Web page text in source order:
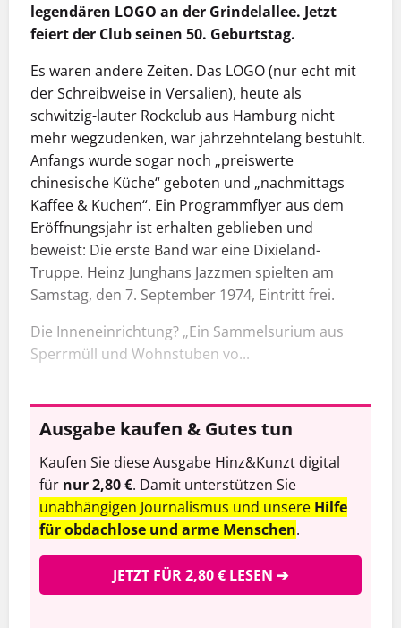
legendären LOGO an der Grindelallee. Jetzt
feiert der Club seinen 50. Geburtstag.
Es waren andere Zeiten. Das LOGO (nur echt mit
der Schreibweise in Versalien), heute als
schwitzig-lauter Rockclub aus Hamburg nicht
mehr wegzudenken, war jahrzehntelang bestuhlt.
Anfangs wurde sogar noch „preiswerte
chinesische Küche“ geboten und „nachmittags
Kaffee & Kuchen“. Ein Programmflyer aus dem
Eröffnungsjahr ist erhalten geblieben und
beweist: Die erste Band war eine Dixieland-
Truppe. Heinz Junghans Jazzmen spielten am
Samstag, den 7. September 1974, Eintritt frei.
Die Inneneinrichtung? „Ein Sammelsurium aus
Sperrmüll und Wohnstuben vo...
Ausgabe kaufen & Gutes tun
Kaufen Sie diese Ausgabe Hinz&Kunzt digital
für nur 2,80 €. Damit unterstützen Sie
unabhängigen Journalismus und unsere Hilfe
für obdachlose und arme Menschen.
JETZT FÜR 2,80 € LESEN ➔